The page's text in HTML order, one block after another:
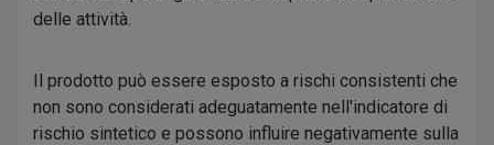
delle attività.
Il prodotto può essere esposto a rischi consistenti che
non sono considerati adeguatamente nell'indicatore di
rischio sintetico e possono influire negativamente sulla